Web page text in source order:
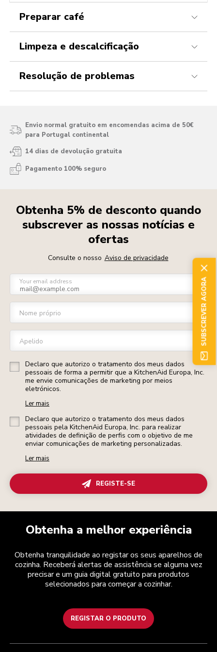
Preparar café
Limpeza e descalcificação
Resolução de problemas
Envio normal gratuito em encomendas acima de 50€
para Portugal continental
14 dias de devolução gratuita
Pagamento 100% seguro
Obtenha 5% de desconto quando
subscrever as nossas notícias e
ofertas
Consulte o nosso Aviso de privacidade
Your email address
Nome próprio
Apelido
Declaro que autorizo o tratamento dos meus dados
pessoais de forma a permitir que a KitchenAid Europa, Inc.
me envie comunicações de marketing por meios
eletrónicos.
Ler mais
Declaro que autorizo o tratamento dos meus dados
pessoais pela KitchenAid Europa, Inc. para realizar
atividades de definição de perfis com o objetivo de me
enviar comunicações de marketing personalizadas.
Ler mais
REGISTE-SE
Obtenha a melhor experiência
Obtenha tranquilidade ao registar os seus aparelhos de
cozinha. Receberá alertas de assistência se alguma vez
precisar e um guia digital gratuito para produtos
selecionados para começar a cozinhar.
REGISTAR O PRODUTO
Health Check
Termos e condições
A marca
SUBSCREVER AGORA